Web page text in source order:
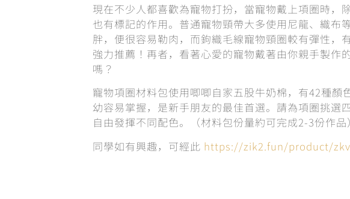
現在不少人都喜歡為寵物打扮，當寵物戴上項圈時，
也有標記的作用。普通寵物頸帶大多使用尼龍、織布
胖，便很容易勒肉，而鉤織毛線寵物頸圈較有彈性，
強力推薦！再者，看著心愛的寵物戴著由你親手製作
嗎？
寵物項圈材料包使用唧唧自家五股牛奶棉，有42種顏
幼容易掌握，是新手朋友的最佳首選。請為項圈挑選
自由發揮不同配色。（材料包份量約可完成2-3份作品）
同學如有興趣，可經此 https://zik2.fun/product/